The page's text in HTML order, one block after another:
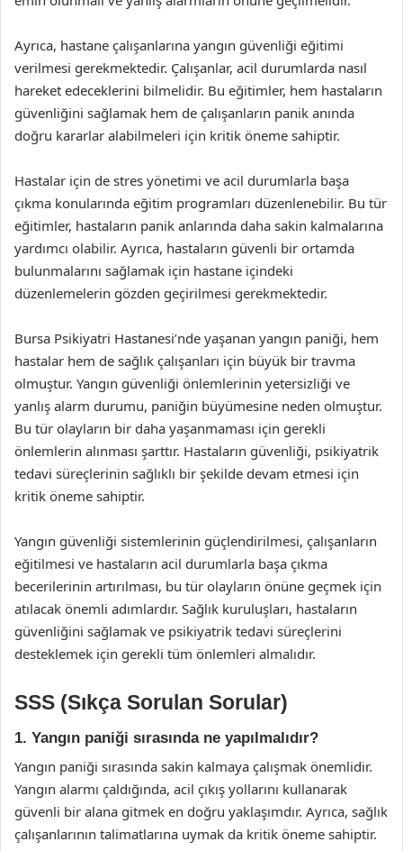
Ayrıca, hastane çalışanlarına yangın güvenliği eğitimi
verilmesi gerekmektedir. Çalışanlar, acil durumlarda nasıl
hareket edeceklerini bilmelidir. Bu eğitimler, hem hastaların
güvenliğini sağlamak hem de çalışanların panik anında
doğru kararlar alabilmeleri için kritik öneme sahiptir.
Hastalar için de stres yönetimi ve acil durumlarla başa
çıkma konularında eğitim programları düzenlenebilir. Bu tür
eğitimler, hastaların panik anlarında daha sakin kalmalarına
yardımcı olabilir. Ayrıca, hastaların güvenli bir ortamda
bulunmalarını sağlamak için hastane içindeki
düzenlemelerin gözden geçirilmesi gerekmektedir.
Bursa Psikiyatri Hastanesi’nde yaşanan yangın paniği, hem
hastalar hem de sağlık çalışanları için büyük bir travma
olmuştur. Yangın güvenliği önlemlerinin yetersizliği ve
yanlış alarm durumu, paniğin büyümesine neden olmuştur.
Bu tür olayların bir daha yaşanmaması için gerekli
önlemlerin alınması şarttır. Hastaların güvenliği, psikiyatrik
tedavi süreçlerinin sağlıklı bir şekilde devam etmesi için
kritik öneme sahiptir.
Yangın güvenliği sistemlerinin güçlendirilmesi, çalışanların
eğitilmesi ve hastaların acil durumlarla başa çıkma
becerilerinin artırılması, bu tür olayların önüne geçmek için
atılacak önemli adımlardır. Sağlık kuruluşları, hastaların
güvenliğini sağlamak ve psikiyatrik tedavi süreçlerini
desteklemek için gerekli tüm önlemleri almalıdır.
SSS (Sıkça Sorulan Sorular)
1. Yangın paniği sırasında ne yapılmalıdır?
Yangın paniği sırasında sakin kalmaya çalışmak önemlidir.
Yangın alarmı çaldığında, acil çıkış yollarını kullanarak
güvenli bir alana gitmek en doğru yaklaşımdır. Ayrıca, sağlık
çalışanlarının talimatlarına uymak da kritik öneme sahiptir.